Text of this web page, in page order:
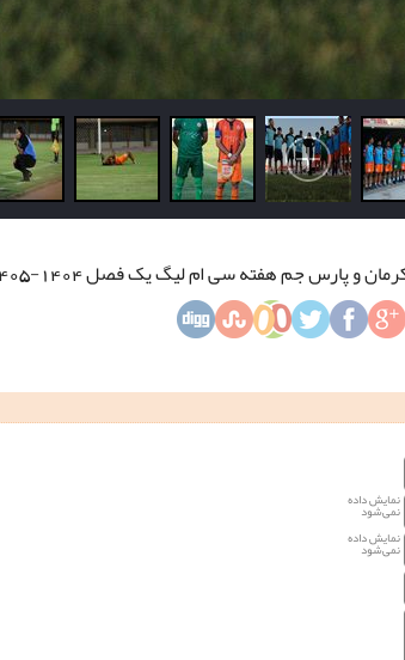
و پارس جم هفته سی ام لیگ یک فصل 1404-1405
نمایش داده
نمی‌شود
نمایش داده
نمی‌شود